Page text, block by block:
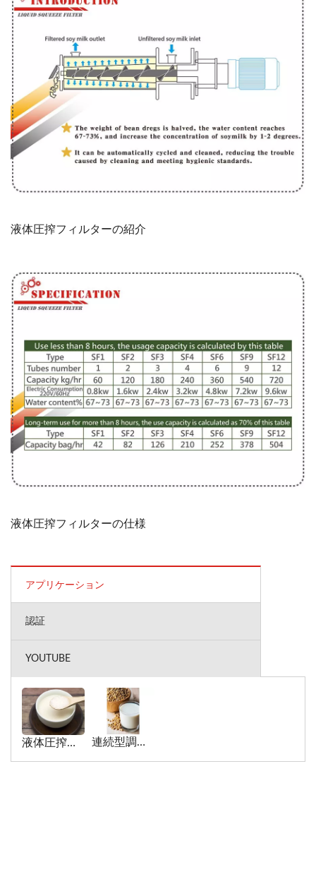
液体圧搾フィルターの紹介
液体圧搾フィルターの仕様
アプリケーション
認証
YOUTUBE
液体圧搾フィルターへの豆乳の応用 連続型調理装置への豆乳の応用